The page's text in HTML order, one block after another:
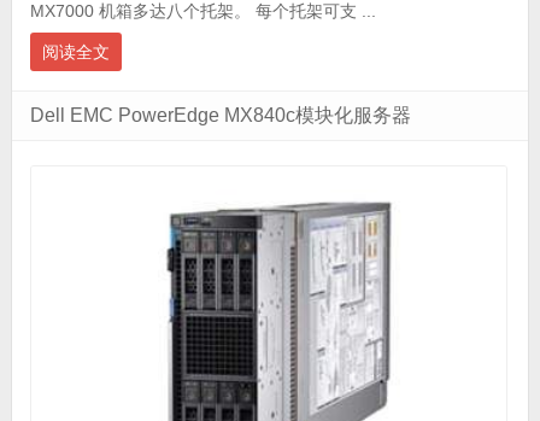
MX7000 机箱多达八个托架。 每个托架可支 ...
阅读全文
Dell EMC PowerEdge MX840c模块化服务器